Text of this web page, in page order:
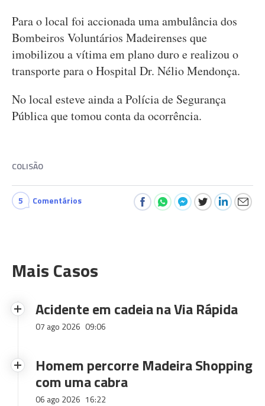
Para o local foi accionada uma ambulância dos
Bombeiros Voluntários Madeirenses que
imobilizou a vítima em plano duro e realizou o
transporte para o Hospital Dr. Nélio Mendonça.
No local esteve ainda a Polícia de Segurança
Pública que tomou conta da ocorrência.
COLISÃO
5 Comentários
Mais Casos
Acidente em cadeia na Via Rápida
07 ago 2026 09:06
Homem percorre Madeira Shopping
com uma cabra
06 ago 2026 16:22